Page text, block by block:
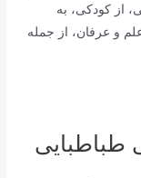
از کودکی، به
و عرفان، از جمله
طباطبایی